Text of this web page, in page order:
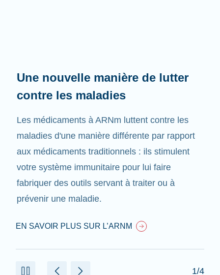
Une nouvelle manière de lutter
contre les maladies
Les médicaments à ARNm luttent contre les
maladies d'une manière différente par rapport
aux médicaments traditionnels : ils stimulent
votre système immunitaire pour lui faire
fabriquer des outils servant à traiter ou à
prévenir une maladie.
EN SAVOIR PLUS SUR L’ARNM
1/4